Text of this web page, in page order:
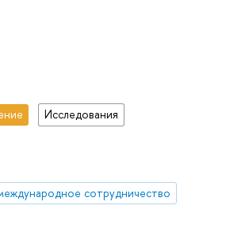
Исследования
сотрудничество